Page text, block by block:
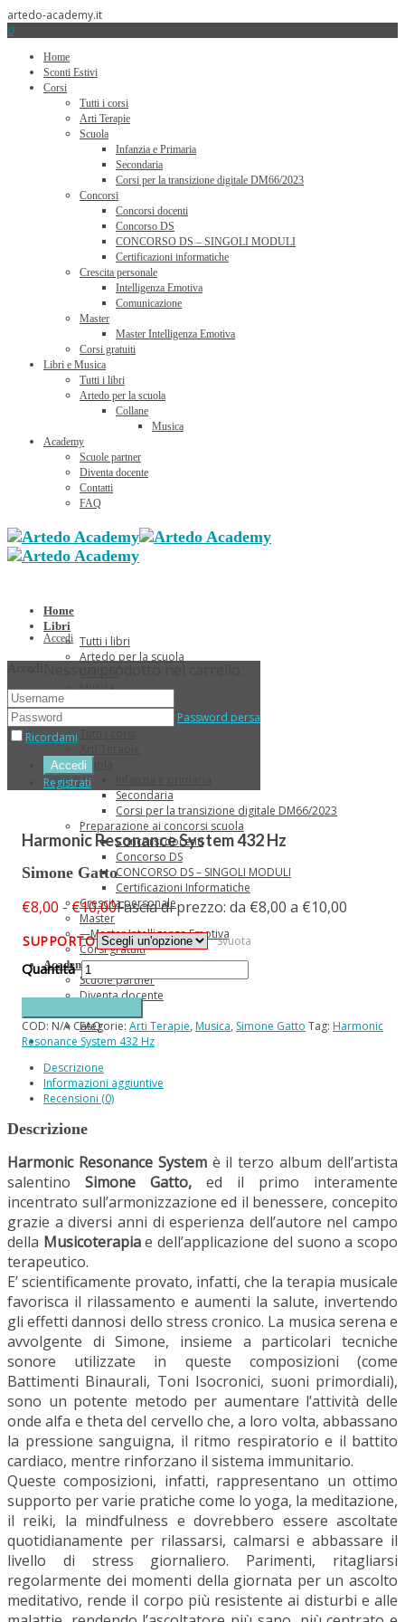
artedo-academy.it
0
Home
Sconti Estivi
Corsi
Tutti i corsi
Arti Terapie
Scuola
Infanzia e Primaria
Secondaria
Corsi per la transizione digitale DM66/2023
Concorsi
Concorsi docenti
Concorso DS
CONCORSO DS – SINGOLI MODULI
Certificazioni informatiche
Crescita personale
Intelligenza Emotiva
Comunicazione
Master
Master Intelligenza Emotiva
Corsi gratuiti
Libri e Musica
Tutti i libri
Artedo per la scuola
Collane
Musica
Academy
Scuole partner
Diventa docente
Contatti
FAQ
Home
Libri
Tutti i libri
Artedo per la scuola
Musica
Sconti Estivi
Corsi
Scuola
Secondaria
Corsi per la transizione digitale DM66/2023
Preparazione ai concorsi scuola
Concorsi docenti
Concorso DS
CONCORSO DS – SINGOLI MODULI
Certificazioni Informatiche
Crescita personale
Master
—Master Intelligenza Emotiva
Corsi gratuiti
Academy
Scuole partner
Diventa docente
FAQ
Accedi
Password persa
Ricordami
Registrati
Harmonic Resonance System 432 Hz
Simone Gatto
€8,00 - €10,00Fascia di prezzo: da €8,00 a €10,00
SUPPORTO Svuota
COD: N/A Categorie: Arti Terapie, Musica, Simone Gatto Tag: Harmonic
Resonance System 432 Hz
Descrizione
Informazioni aggiuntive
Recensioni (0)
Descrizione
Harmonic Resonance Systemè il terzo album dell’artista
salentino Simone Gatto, ed il primo interamente
incentrato sull’armonizzazione ed il benessere, concepito
grazie a diversi anni di esperienza dell’autore nel campo
della Musicoterapiae dell’applicazione del suono a scopo
terapeutico.
E’ scientificamente provato, infatti, che la terapia musicale
favorisca il rilassamento e aumenti la salute, invertendo
gli effetti dannosi dello stress cronico. La musica serena e
avvolgente di Simone, insieme a particolari tecniche
sonore utilizzate in queste composizioni (come
Battimenti Binaurali, Toni Isocronici, suoni primordiali),
sono un potente metodo per aumentare l’attività delle
onde alfa e theta del cervello che, a loro volta, abbassano
la pressione sanguigna, il ritmo respiratorio e il battito
cardiaco, mentre rinforzano il sistema immunitario.
Queste composizioni, infatti, rappresentano un ottimo
supporto per varie pratiche come lo yoga, la meditazione,
il reiki, la mindfulness e dovrebbero essere ascoltate
quotidianamente per rilassarsi, calmarsi e abbassare il
livello di stress giornaliero. Parimenti, ritagliarsi
regolarmente dei momenti della giornata per un ascolto
meditativo, rende il corpo più resistente ai disturbi e alle